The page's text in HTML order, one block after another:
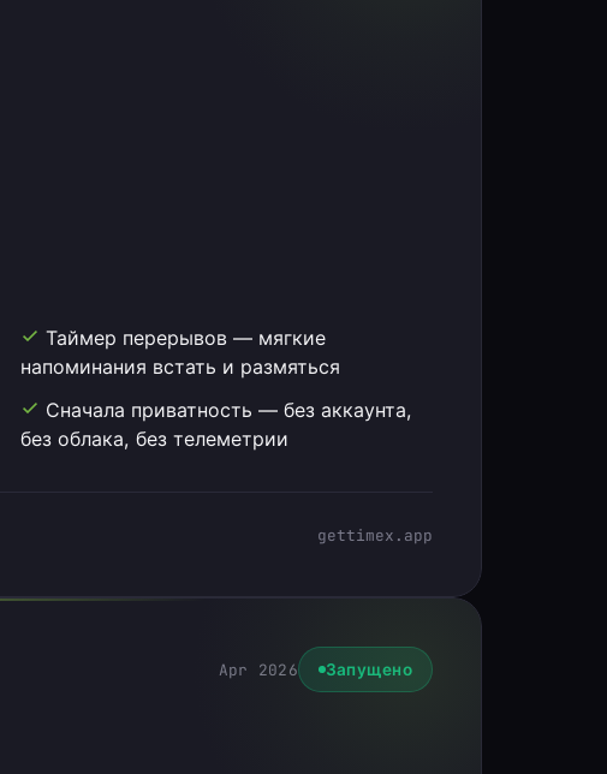
Таймер перерывов — мягкие
напоминания встать и размяться
Сначала приватность — без аккаунта,
без облака, без телеметрии
gettimex.app
Apr 2026 Запущено